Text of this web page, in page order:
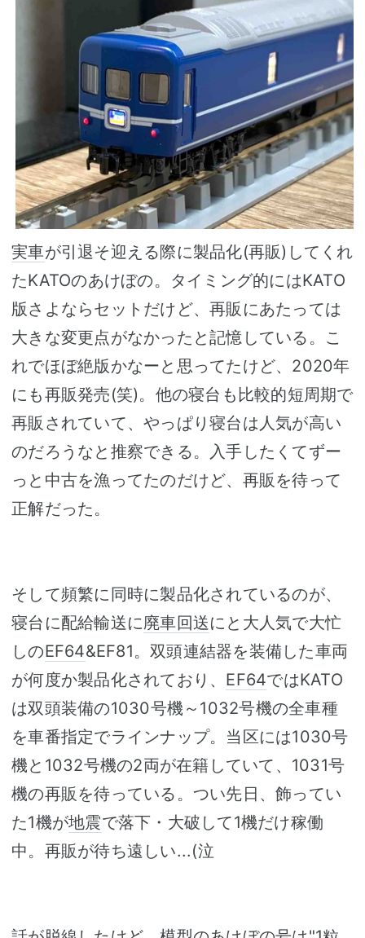
実車が引退そ迎える際に製品化(再販)してくれ
たKATOのあけぼの。タイミング的にはKATO
版さよならセットだけど、再販にあたっては
大きな変更点がなかったと記憶している。こ
れでほぼ絶版かなーと思ってたけど、2020年
にも再販発売(笑)。他の寝台も比較的短周期で
再販されていて、やっぱり寝台は人気が高い
のだろうなと推察できる。入手したくてずー
っと中古を漁ってたのだけど、再販を待って
正解だった。
そして頻繁に同時に製品化されているのが、
寝台に配給輸送に廃車回送にと大人気で大忙
しのEF64&EF81。双頭連結器を装備した車両
が何度か製品化されており、 EF64ではKATO
は双頭装備の1030号機～1032号機の全車種
を車番指定でラインナップ。当区には1030号
機と1032号機の2両が在籍していて、1031号
機の再販を待っている。つい先日、飾ってい
た1機が地震で落下・大破して1機だけ稼働
中。再販が待ち遠しい...(泣